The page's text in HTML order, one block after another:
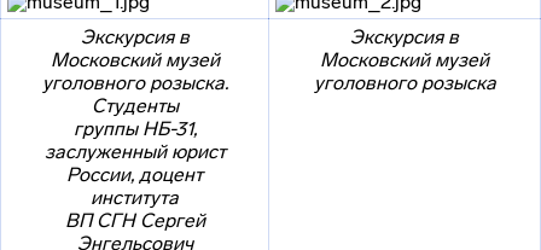
Экскурсия в
Московский музей
уголовного розыска.
Студенты
группы НБ-31,
заслуженный юрист
России, доцент
института
ВП СГН Сергей
Энгельсович
Экскурсия в
Московский музей
уголовного розыска